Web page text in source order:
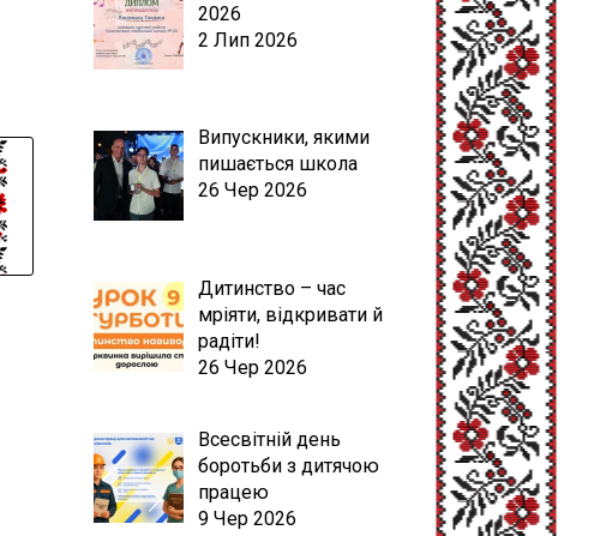
2026
2 Лип 2026
Випускники, якими
пишається школа
26 Чер 2026
Дитинство – час
мріяти, відкривати й
радіти!
26 Чер 2026
Всесвітній день
боротьби з дитячою
працею
9 Чер 2026